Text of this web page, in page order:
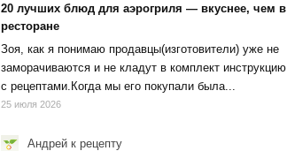
20 лучших блюд для аэрогриля — вкуснее, чем в
ресторане
Зоя, как я понимаю продавцы(изготовители) уже не
заморачиваются и не кладут в комплект инструкцию
с рецептами.Когда мы его покупали была...
25 июля 2026
Андрей к рецепту